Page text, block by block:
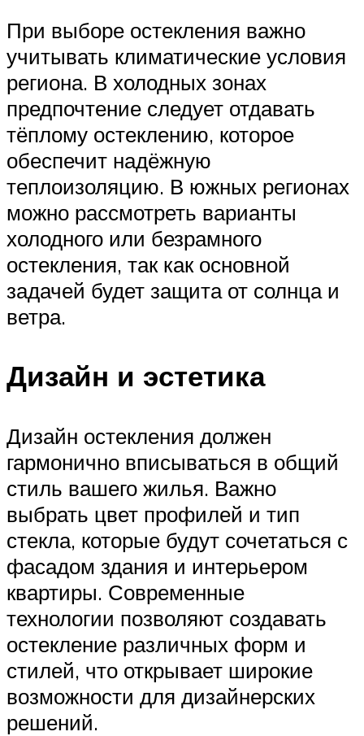
При выборе остекления важно
учитывать климатические условия
региона. В холодных зонах
предпочтение следует отдавать
тёплому остеклению, которое
обеспечит надёжную
теплоизоляцию. В южных регионах
можно рассмотреть варианты
холодного или безрамного
остекления, так как основной
задачей будет защита от солнца и
ветра.
Дизайн и эстетика
Дизайн остекления должен
гармонично вписываться в общий
стиль вашего жилья. Важно
выбрать цвет профилей и тип
стекла, которые будут сочетаться с
фасадом здания и интерьером
квартиры. Современные
технологии позволяют создавать
остекление различных форм и
стилей, что открывает широкие
возможности для дизайнерских
решений.